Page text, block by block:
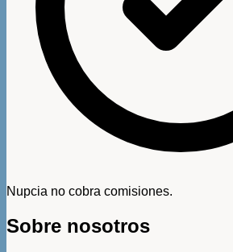
Nupcia no cobra comisiones.
Sobre nosotros